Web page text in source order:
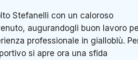
Stefanelli con un caloroso
augurandogli buon lavoro
professionale in gialloblù.
si apre ora una sfida